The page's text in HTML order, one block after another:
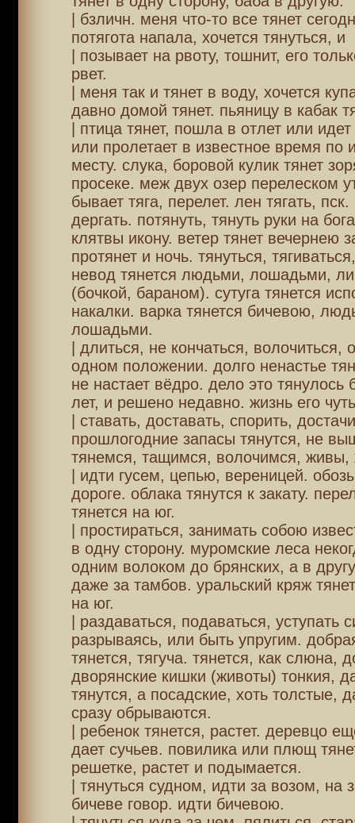
| бзличн. меня что-то все тянет
потягота напала, хочется тянуться, и
| позывает на рвоту, тошнит, его
рвет.
| меня так и тянет в воду, хочется
давно домой тянет. пьяницу в кабак
| птица тянет, пошла в отлет или
или пролетает в известное время по
месту. слука, боровой кулик тянет
просеке. меж двух озер перелеском
бывает тяга, перелет. лен тягать, пск.
дергать. потянуть, тянуть руки на
клятвы икону. ветер тянет вечернею
протянет и ночь. тянуться,
невод тянется людьми, лошадьми,
(бочкой, бараном). сутуга тянется
накалки. варка тянется бичевою,
лошадьми.
| длиться, не кончаться, волочиться,
одном положении. долго ненастье
не настает вёдро. дело это тянулось
лет, и решено недавно. жизнь его
| ставать, доставать, спорить,
прошлогодние запасы тянутся, не
тянемся, тащимся, волочимся,
| идти гусем, цепью, вереницей.
дороге. облака тянутся к закату.
тянется на юг.
| простираться, занимать собою
в одну сторону. муромские леса
одним волоком до брянских, а в
даже за тамбов. уральский кряж
на юг.
| раздаваться, подаваться, уступать
разрываясь, или быть упругим.
тянется, тягуча. тянется, как слюна,
дворянские кишки (животы) тонкия,
тянутся, а посадские, хоть толстые,
сразу обрываются.
| ребенок тянется, растет. деревцо
дает сучьев. повилика или плющ
решетке, растет и подымается.
| тянуться судном, идти за возом, на
бичеве говор. идти бичевою.